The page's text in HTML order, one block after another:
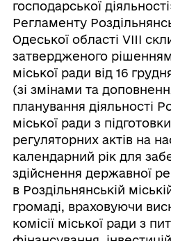
господарської
Регламенту
Одеської області VIII
затвердженого
міської ради від 16
(зі змінами та
планування діяльності
міської ради з
регуляторних актів на
календарний рік для
здійснення державної
в Роздільнянській
громаді, враховуючи
комісії міської ради з